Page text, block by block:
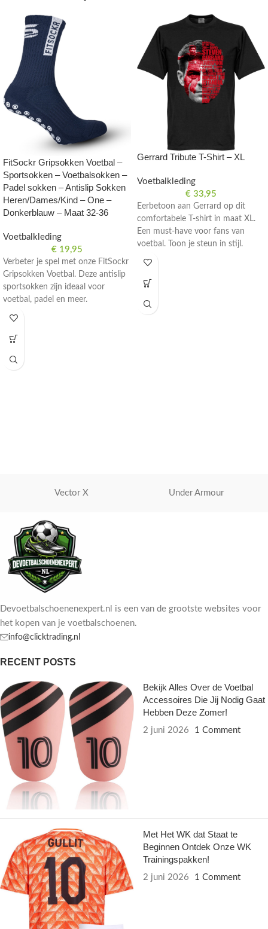
FitSockr Gripsokken Voetbal –
Sportsokken – Voetbalsokken –
Padel sokken – Antislip Sokken
Heren/Dames/Kind – One –
Donkerblauw – Maat 32-36
Voetbalkleding
€ 19,95
Verbeter je spel met onze FitSockr
Gripsokken Voetbal. Deze antislip
sportsokken zijn ideaal voor
voetbal, padel en meer.
32-36.
Gerrard Tribute T-Shirt – XL
Voetbalkleding
€ 33,95
Eerbetoon aan Gerrard op dit
comfortabele T-shirt in maat XL.
Een must-have voor fans van
voetbal. Toon je steun in stijl.
Vector X Under Armour
Devoetbalschoenenexpert.nl is een van de grootste websites voor
het kopen van je voetbalschoenen.
info@clicktrading.nl
RECENT POSTS
Bekijk Alles Over de Voetbal
Accessoires Die Jij Nodig Gaat
Hebben Deze Zomer!
2 juni 2026 1 Comment
Met Het WK dat Staat te
Beginnen Ontdek Onze WK
Trainingspakken!
2 juni 2026 1 Comment